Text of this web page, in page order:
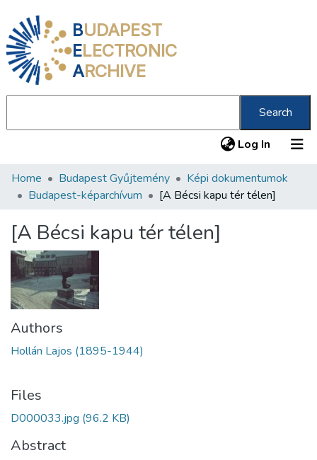
BUDAPEST
ELECTRONIC
ARCHIVE
Search
Log In (current)
Communities & Collections
Statistics
About us
Home Budapest Gyűjtemény
Képi dokumentumok
Budapest-képarchívum
[A Bécsi kapu tér télen]
[A Bécsi kapu tér télen]
Authors
Hollán Lajos (1895-1944)
Files
D000033.jpg (96.2 KB)
Abstract